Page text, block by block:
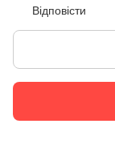
Відповісти